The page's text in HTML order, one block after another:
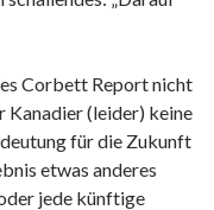
Corbett Report nicht
Kanadier (leider) keine
für die Zukunft
etwas anderes
jede künftige